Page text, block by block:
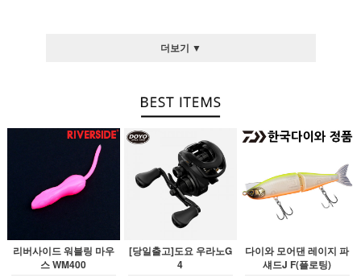
더보기 ▼
리버사이드 워블링 마우
스 WM400
[당일출고]도요 우라노G
4
다이와 모어댄 레이지 파
섀드J F(플로팅)